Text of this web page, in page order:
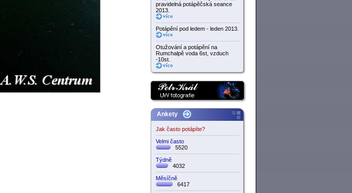
pravidelná potápěčská seance
2013.
Potápění pod ledem - leden 2013.
Otužování a potápění na
Rumchalpě voda 6st, vzduch
-10st.
Ankety
Jak často potápíte?
Velmi často
5520
Týdně
4032
Měsíčně
6417